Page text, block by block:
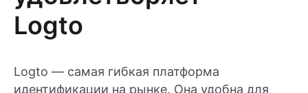
Logto
Logto — самая гибкая платформа
идентификации на рынке. Она удобна для